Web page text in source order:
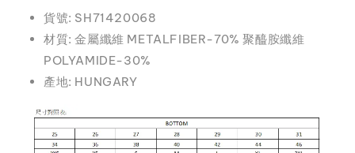
貨號: SH71420068
材質: 金屬纖維 METALFIBER-70% 聚醯胺纖維
POLYAMIDE-30%
產地: HUNGARY